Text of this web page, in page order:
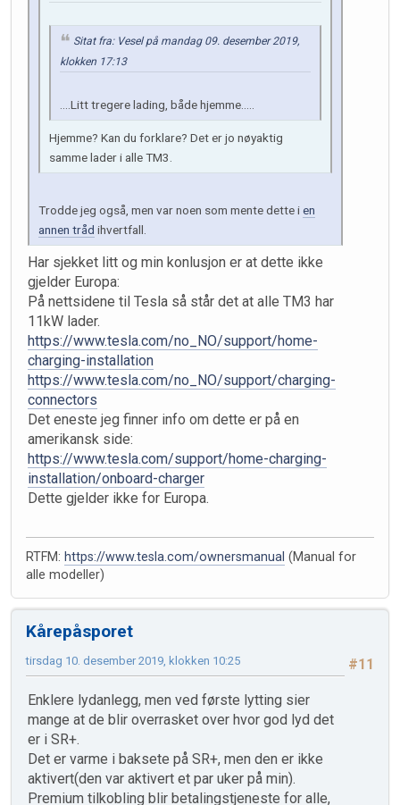
Sitat fra: Vesel på mandag 09. desember 2019,
klokken 17:13
....Litt tregere lading, både hjemme.....
Hjemme? Kan du forklare? Det er jo nøyaktig
samme lader i alle TM3.
Trodde jeg også, men var noen som mente dette ien
annen tråd ihvertfall.
Har sjekket litt og min konlusjon er at dette ikke
gjelder Europa:
På nettsidene til Tesla så står det at alle TM3 har
11kW lader.
https://www.tesla.com/no_NO/support/home-
charging-installation
https://www.tesla.com/no_NO/support/charging-
connectors
Det eneste jeg finner info om dette er på en
amerikansk side:
https://www.tesla.com/support/home-charging-
installation/onboard-charger
Dette gjelder ikke for Europa.
RTFM: https://www.tesla.com/ownersmanual (Manual for
alle modeller)
Kårepåsporet
#11
tirsdag 10. desember 2019, klokken 10:25
Enklere lydanlegg, men ved første lytting sier
mange at de blir overrasket over hvor god lyd det
er i SR+.
Det er varme i baksete på SR+, men den er ikke
aktivert(den var aktivert et par uker på min).
Premium tilkobling blir betalingstjeneste for alle,